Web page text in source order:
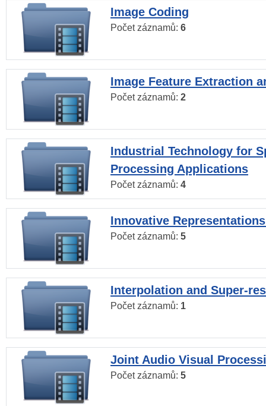
Image Coding
Počet záznamů: 6
Image Feature Extraction
Počet záznamů: 2
Industrial Technology for
Processing Applications
Počet záznamů: 4
Innovative
Počet záznamů: 5
Interpolation and Super-
Počet záznamů: 1
Joint Audio Visual
Počet záznamů: 5